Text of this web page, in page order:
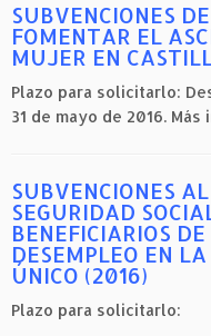
SUBVENCIONES
FOMENTAR EL
MUJER EN
Plazo para solicitarlo:
31 de mayo de 2016.
SUBVENCIONES
SEGURIDAD
BENEFICIARIOS
DESEMPLEO EN
ÚNICO (2016)
Plazo para solicitarlo: